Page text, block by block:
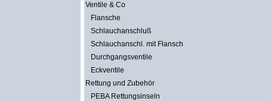
Ventile & Co
Flansche
Schlauchanschluß
Schlauchanschl. mit Flansch
Durchgangsventile
Eckventile
Rettung und Zubehör
PEBA Rettungsinseln